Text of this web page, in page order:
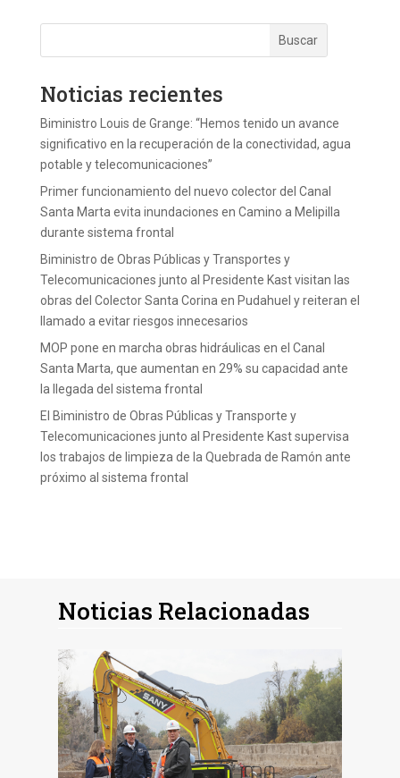
Noticias recientes
Biministro Louis de Grange: “Hemos tenido un avance
significativo en la recuperación de la conectividad, agua
potable y telecomunicaciones”
Primer funcionamiento del nuevo colector del Canal
Santa Marta evita inundaciones en Camino a Melipilla
durante sistema frontal
Biministro de Obras Públicas y Transportes y
Telecomunicaciones junto al Presidente Kast visitan las
obras del Colector Santa Corina en Pudahuel y reiteran el
llamado a evitar riesgos innecesarios
MOP pone en marcha obras hidráulicas en el Canal
Santa Marta, que aumentan en 29% su capacidad ante
la llegada del sistema frontal
El Biministro de Obras Públicas y Transporte y
Telecomunicaciones junto al Presidente Kast supervisa
los trabajos de limpieza de la Quebrada de Ramón ante
próximo al sistema frontal
Noticias Relacionadas